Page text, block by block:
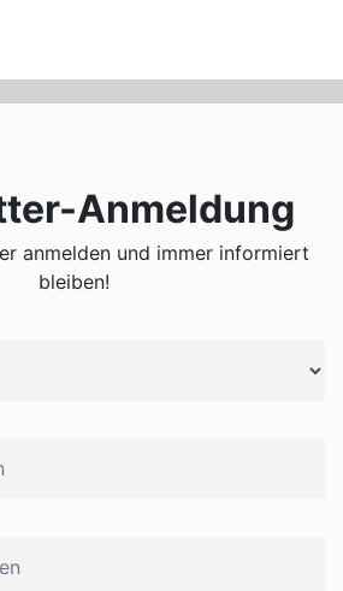
Anmeldung
anmelden und immer informiert
bleiben!